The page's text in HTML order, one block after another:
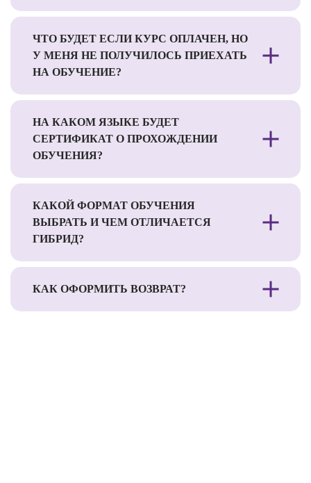
ЧТО БУДЕТ ЕСЛИ КУРС ОПЛАЧЕН, НО
У МЕНЯ НЕ ПОЛУЧИЛОСЬ ПРИЕХАТЬ
НА ОБУЧЕНИЕ?
НА КАКОМ ЯЗЫКЕ БУДЕТ
СЕРТИФИКАТ О ПРОХОЖДЕНИИ
ОБУЧЕНИЯ?
КАКОЙ ФОРМАТ ОБУЧЕНИЯ
ВЫБРАТЬ И ЧЕМ ОТЛИЧАЕТСЯ
ГИБРИД?
КАК ОФОРМИТЬ ВОЗВРАТ?